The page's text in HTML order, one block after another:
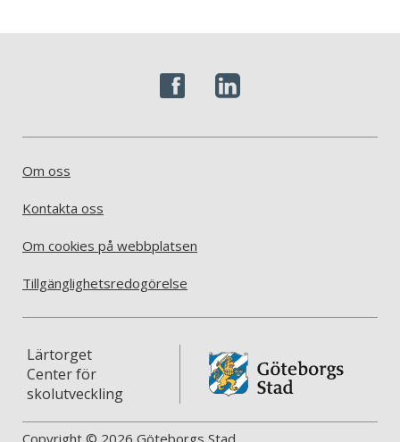
Om oss
Kontakta oss
Om cookies på webbplatsen
Tillgänglighetsredogörelse
Lärtorget
Center för
skolutveckling
Copyright © 2026 Göteborgs Stad